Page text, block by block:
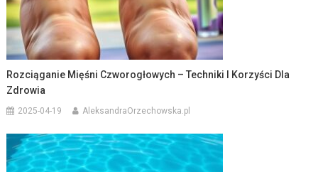
Rozciąganie Mięśni Czworogłowych – Techniki I Korzyści Dla
Zdrowia
2025-04-19 AleksandraOrzechowska.pl